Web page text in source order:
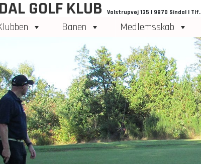
GOLF KLUB Volstrupvej 135 | 9870 Sindal | Tlf.
Banen Medlemsskab